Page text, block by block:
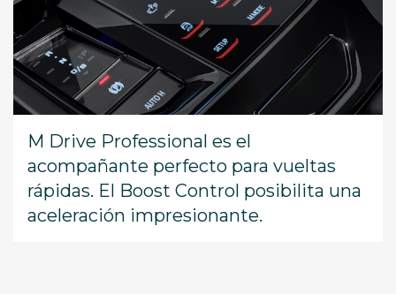
M Drive Professional es el
acompañante perfecto para vueltas
rápidas. El Boost Control posibilita una
aceleración impresionante.